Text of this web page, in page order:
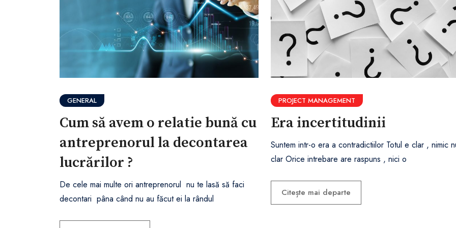
GENERAL
Cum să avem o relatie bună cu
antreprenorul la decontarea
lucrărilor ?
De cele mai multe ori antreprenorul nu te lasă să faci
decontari pâna când nu au făcut ei la rândul
PROJECT MANAGEMENT
Era incertitudinii
Suntem intr-o era a contradictiilor Totul e clar , nimic
clar Orice intrebare are raspuns , nici o
Citește mai departe